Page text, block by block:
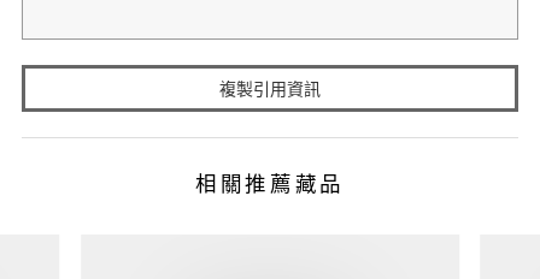
複製引用資訊
相關推薦藏品